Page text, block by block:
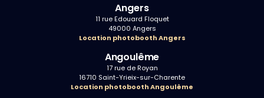
Angers
11 rue Edouard Floquet
49000 Angers
Location photobooth Angers
Angoulême
17 rue de Royan
16710 Saint-Yrieix-sur-Charente
Location photobooth Angoulême